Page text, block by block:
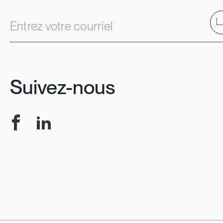
Entrez votre courriel
Suivez-nous
FacebookLinkedIn